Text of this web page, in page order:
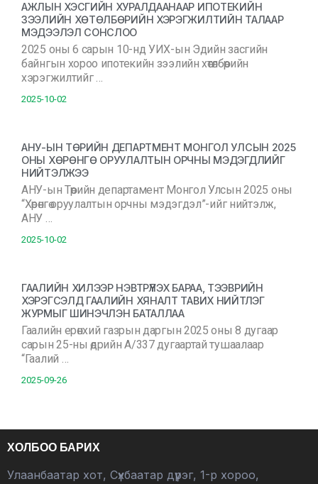
АЖЛЫН ХЭСГИЙН ХУРАЛДААНААР ИПОТЕКИЙН
ЗЭЭЛИЙН ХӨТӨЛБӨРИЙН ХЭРЭГЖИЛТИЙН ТАЛААР
МЭДЭЭЛЭЛ СОНСЛОО
2025 оны 6 сарын 10-нд УИХ-ын Эдийн засгийн
байнгын хороо ипотекийн зээлийн хөтөлбөрийн
хэрэгжилтийг …
2025-10-02
АНУ-ЫН ТӨРИЙН ДЕПАРТМЕНТ МОНГОЛ УЛСЫН 2025
ОНЫ ХӨРӨНГӨ ОРУУЛАЛТЫН ОРЧНЫ МЭДЭГДЛИЙГ
НИЙТЭЛЖЭЭ
АНУ-ын Төрийн департамент Монгол Улсын 2025 оны
“Хөрөнгө оруулалтын орчны мэдэгдэл”-ийг нийтэлж,
АНУ …
2025-10-02
ГААЛИЙН ХИЛЭЭР НЭВТРҮҮЛЭХ БАРАА, ТЭЭВРИЙН
ХЭРЭГСЭЛД ГААЛИЙН ХЯНАЛТ ТАВИХ НИЙТЛЭГ
ЖУРМЫГ ШИНЭЧЛЭН БАТАЛЛАА
Гаалийн ерөнхий газрын даргын 2025 оны 8 дугаар
сарын 25-ны өдрийн А/337 дугаартай тушаалаар
“Гаалий …
2025-09-26
ХОЛБОО БАРИХ
Улаанбаатар хот, Сүхбаатар дүүрэг, 1-р хороо,